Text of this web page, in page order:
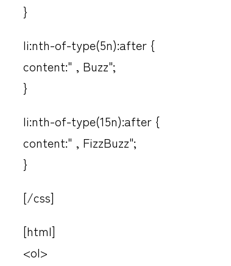
}
li:nth-of-type(5n):after {
content:" , Buzz";
}
li:nth-of-type(15n):after {
content:" , FizzBuzz";
}
[/css]
[html]
<ol>